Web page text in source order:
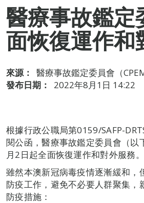
醫療事故鑑定
面恢復運作和
來源：
醫療事故鑑定委員會（
發布日期：
2022年8月1日 14:22
根據行政公職局第0159/SAFP-
閱公函，醫療事故鑑定委員會（以
月2日起全面恢復運作和對外服務。
雖然本澳新冠病毒疫情逐漸緩和，
防疫工作，避免不必要人群聚集，
防疫措施：